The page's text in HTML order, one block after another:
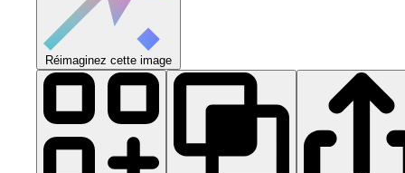
Réimaginez cette image